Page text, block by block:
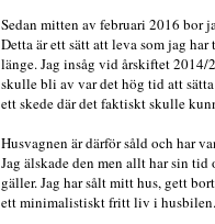
Sedan mitten av februari 2016 bor
Detta är ett sätt att leva som jag
länge. Jag insåg vid årskiftet
skulle bli av var det hög tid att
ett skede där det faktiskt skulle
Husvagnen är därför såld och har
Jag älskade den men allt har sin
gäller.Jag har sålt mitt hus, gett
ett minimalistiskt fritt liv i